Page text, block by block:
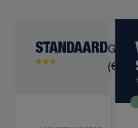
STANDAARD
(€ 0)